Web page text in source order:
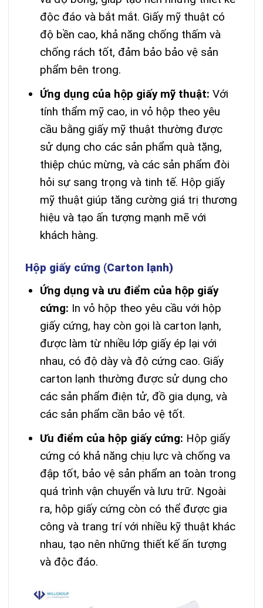
độc đáo và bắt mắt. Giấy mỹ thuật có
độ bền cao, khả năng chống thấm và
chống rách tốt, đảm bảo bảo vệ sản
phẩm bên trong.
Ứng dụng của hộp giấy mỹ thuật: Với
tính thẩm mỹ cao, in vỏ hộp theo yêu
cầu bằng giấy mỹ thuật thường được
sử dụng cho các sản phẩm quà tặng,
thiệp chúc mừng, và các sản phẩm đòi
hỏi sự sang trọng và tinh tế. Hộp giấy
mỹ thuật giúp tăng cường giá trị thương
hiệu và tạo ấn tượng mạnh mẽ với
khách hàng.
Hộp giấy cứng (Carton lạnh)
Ứng dụng và ưu điểm của hộp giấy
cứng: In vỏ hộp theo yêu cầu với hộp
giấy cứng, hay còn gọi là carton lạnh,
được làm từ nhiều lớp giấy ép lại với
nhau, có độ dày và độ cứng cao. Giấy
carton lạnh thường được sử dụng cho
các sản phẩm điện tử, đồ gia dụng, và
các sản phẩm cần bảo vệ tốt.
Ưu điểm của hộp giấy cứng: Hộp giấy
cứng có khả năng chịu lực và chống va
đập tốt, bảo vệ sản phẩm an toàn trong
quá trình vận chuyển và lưu trữ. Ngoài
ra, hộp giấy cứng còn có thể được gia
công và trang trí với nhiều kỹ thuật khác
nhau, tạo nên những thiết kế ấn tượng
và độc đáo.